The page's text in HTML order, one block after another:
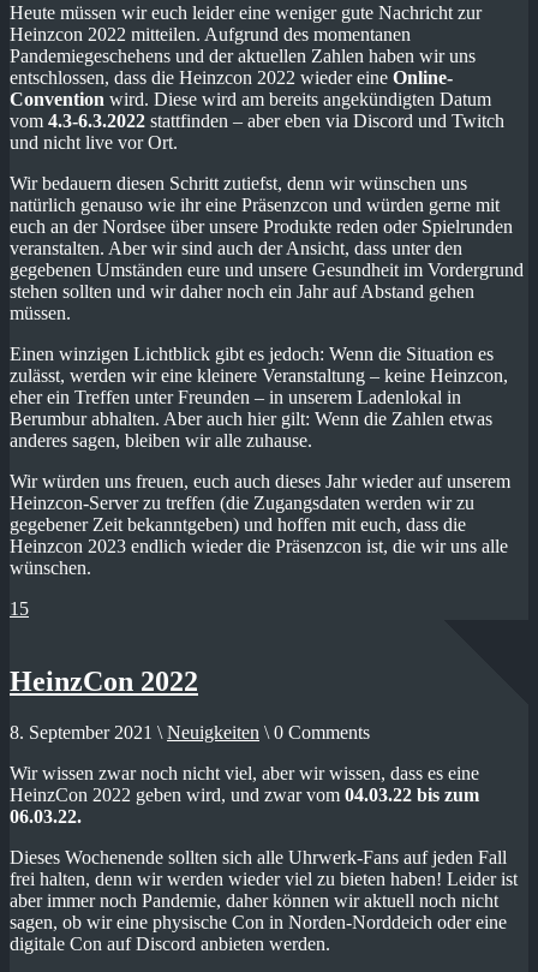
Heute müssen wir euch leider eine weniger gute Nachricht zur
Heinzcon 2022 mitteilen. Aufgrund des momentanen
Pandemiegeschehens und der aktuellen Zahlen haben wir uns
entschlossen, dass die Heinzcon 2022 wieder eine Online-
Convention wird. Diese wird am bereits angekündigten Datum
vom 4.3-6.3.2022 stattfinden – aber eben via Discord und Twitch
und nicht live vor Ort.
Wir bedauern diesen Schritt zutiefst, denn wir wünschen uns
natürlich genauso wie ihr eine Präsenzcon und würden gerne mit
euch an der Nordsee über unsere Produkte reden oder Spielrunden
veranstalten. Aber wir sind auch der Ansicht, dass unter den
gegebenen Umständen eure und unsere Gesundheit im Vordergrund
stehen sollten und wir daher noch ein Jahr auf Abstand gehen
müssen.
Einen winzigen Lichtblick gibt es jedoch: Wenn die Situation es
zulässt, werden wir eine kleinere Veranstaltung – keine Heinzcon,
eher ein Treffen unter Freunden – in unserem Ladenlokal in
Berumbur abhalten. Aber auch hier gilt: Wenn die Zahlen etwas
anderes sagen, bleiben wir alle zuhause.
Wir würden uns freuen, euch auch dieses Jahr wieder auf unserem
Heinzcon-Server zu treffen (die Zugangsdaten werden wir zu
gegebener Zeit bekanntgeben) und hoffen mit euch, dass die
Heinzcon 2023 endlich wieder die Präsenzcon ist, die wir uns alle
wünschen.
15
HeinzCon 2022
8. September 2021 \ Neuigkeiten \ 0 Comments
Wir wissen zwar noch nicht viel, aber wir wissen, dass es eine
HeinzCon 2022 geben wird, und zwar vom 04.03.22 bis zum
06.03.22.
Dieses Wochenende sollten sich alle Uhrwerk-Fans auf jeden Fall
frei halten, denn wir werden wieder viel zu bieten haben! Leider ist
aber immer noch Pandemie, daher können wir aktuell noch nicht
sagen, ob wir eine physische Con in Norden-Norddeich oder eine
digitale Con auf Discord anbieten werden.